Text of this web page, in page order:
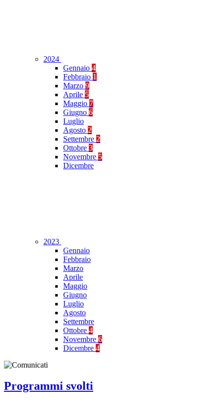
2024
Gennaio 4
Febbraio 1
Marzo 9
Aprile 5
Maggio 7
Giugno 6
Luglio
Agosto 2
Settembre 2
Ottobre 3
Novembre 5
Dicembre
2023
Gennaio
Febbraio
Marzo
Aprile
Maggio
Giugno
Luglio
Agosto
Settembre
Ottobre 4
Novembre 6
Dicembre 4
Programmi svolti